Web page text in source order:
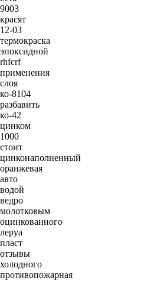
9003
красят
12-03
термокраска
эпоксидной
rhfcrf
применения
слоя
ко-8104
разбавить
ко-42
цинком
1000
стоит
цинконаполненный
оранжевая
авто
водой
ведро
молотковым
оцинкованного
леруа
пласт
отзывы
холодного
противопожарная